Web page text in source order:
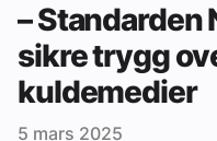
Ventilasjon
Varme og energi
– Standarden
sikre trygg
kuldemedier
5 mars 2025